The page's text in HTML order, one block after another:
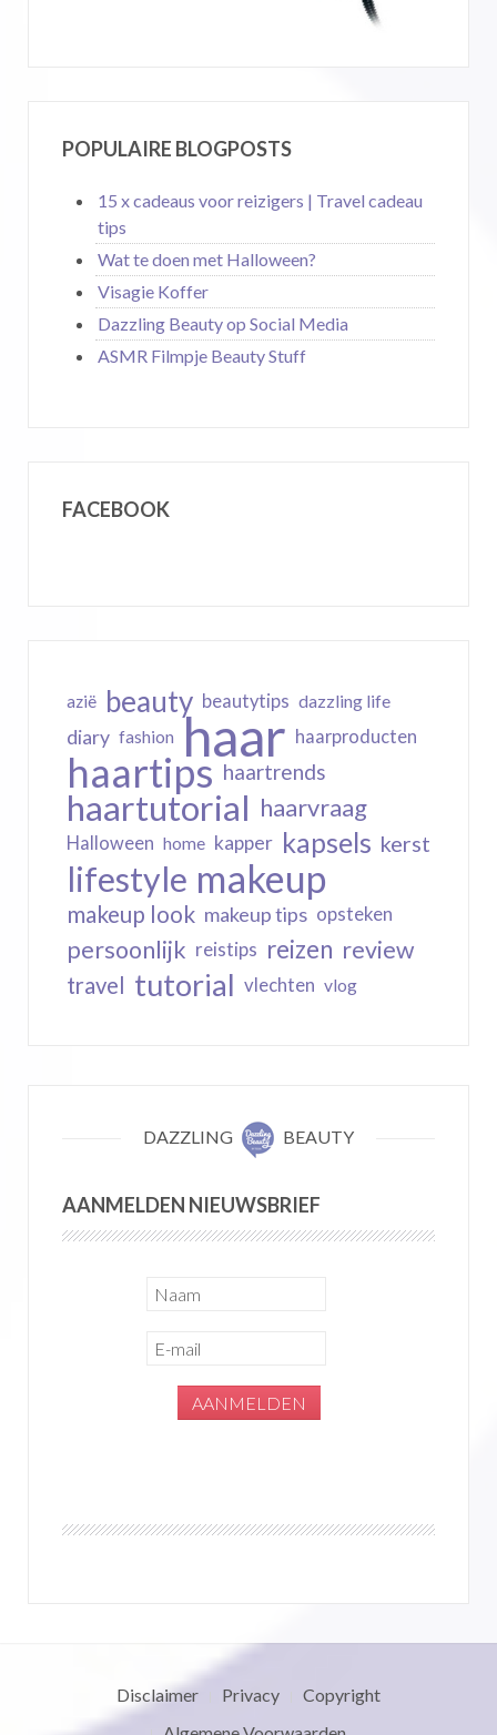
POPULAIRE BLOGPOSTS
15 x cadeaus voor reizigers | Travel cadeau
tips
Wat te doen met Halloween?
Visagie Koffer
Dazzling Beauty op Social Media
ASMR Filmpje Beauty Stuff
FACEBOOK
azië beauty beautytips dazzling life
diary fashion haar haarproducten
haartips haartrends
haartutorial haarvraag
Halloween home kapper kapsels kerst
lifestyle makeup
makeup look makeup tips opsteken
persoonlijk reistips reizen review
travel tutorial vlechten vlog
DAZZLING BEAUTY
AANMELDEN NIEUWSBRIEF
Disclaimer Privacy
Copyright